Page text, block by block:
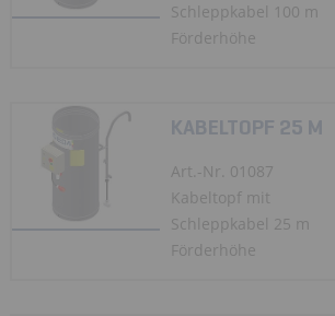
Schleppkabel 100 m
Förderhöhe
KABELTOPF 25 M
Art.-Nr. 01087
Kabeltopf mit
Schleppkabel 25 m
Förderhöhe